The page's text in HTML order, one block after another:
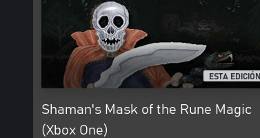
ESTA EDICIÓN
Shaman's Mask of the Rune Magic
(Xbox One)